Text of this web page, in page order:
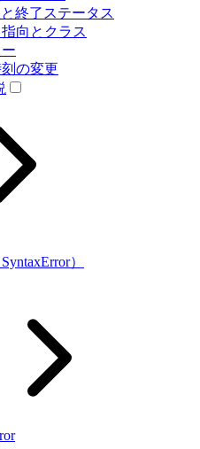
終了ステータス
向とクラス
の変更
）